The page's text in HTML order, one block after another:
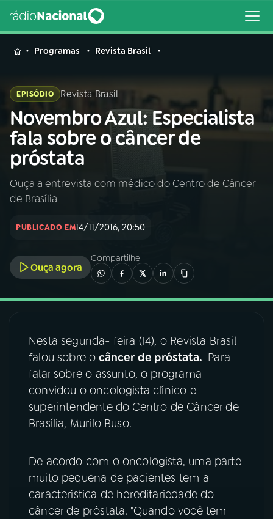
MENU
Buscar
na
Rádio
Nacional
Buscar
AO VIVO
INÍCIO
A RÁDIO
03PROGRAMAÇÃO
04 PROGRAMAS
PODCASTS
06VIDEOCASTS
07ÚLTIMAS
08 FESTIVAL DE MÚSICA
Programas Revista Brasil
EPISÓDIO Revista Brasil
Novembro Azul: Especialista
fala sobre o câncer de
próstata
Ouça a entrevista com médico do Centro de Câncer
de Brasília
PUBLICADO EM14/11/2016, 20:50
Ouça agora
Compartilhe
Nesta segunda- feira (14), o Revista Brasil
falou sobre o câncer de próstata. Para
falar sobre o assunto, o programa
convidou o oncologista clínico e
superintendente do Centro de Câncer de
Brasília, Murilo Buso.
De acordo com o oncologista, uma parte
muito pequena de pacientes tem a
característica de hereditariedade do
câncer de próstata. "Quando você tem